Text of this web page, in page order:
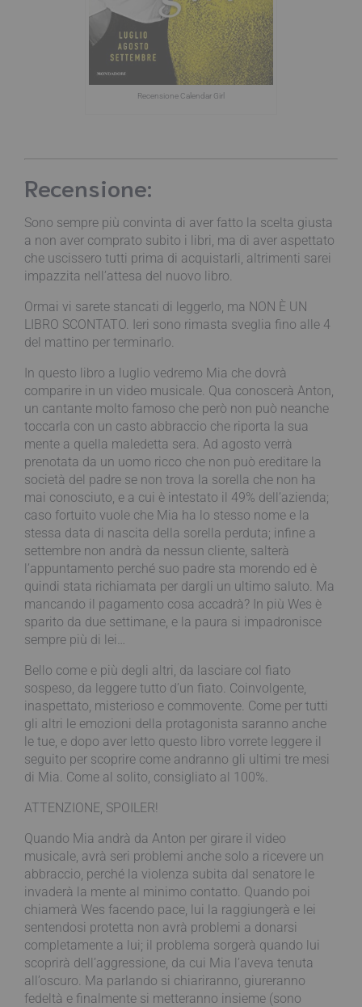
Recensione Calendar Girl
Recensione:
Sono sempre più convinta di aver fatto la scelta giusta
a non aver comprato subito i libri, ma di aver aspettato
che uscissero tutti prima di acquistarli, altrimenti sarei
impazzita nell’attesa del nuovo libro.
Ormai vi sarete stancati di leggerlo, ma NON È UN
LIBRO SCONTATO. Ieri sono rimasta sveglia fino alle 4
del mattino per terminarlo.
In questo libro a luglio vedremo Mia che dovrà
comparire in un video musicale. Qua conoscerà Anton,
un cantante molto famoso che però non può neanche
toccarla con un casto abbraccio che riporta la sua
mente a quella maledetta sera. Ad agosto verrà
prenotata da un uomo ricco che non può ereditare la
società del padre se non trova la sorella che non ha
mai conosciuto, e a cui è intestato il 49% dell’azienda;
caso fortuito vuole che Mia ha lo stesso nome e la
stessa data di nascita della sorella perduta; infine a
settembre non andrà da nessun cliente, salterà
l’appuntamento perché suo padre sta morendo ed è
quindi stata richiamata per dargli un ultimo saluto. Ma
mancando il pagamento cosa accadrà? In più Wes è
sparito da due settimane, e la paura si impadronisce
sempre più di lei…
Bello come e più degli altri, da lasciare col fiato
sospeso, da leggere tutto d’un fiato. Coinvolgente,
inaspettato, misterioso e commovente. Come per tutti
gli altri le emozioni della protagonista saranno anche
le tue, e dopo aver letto questo libro vorrete leggere il
seguito per scoprire come andranno gli ultimi tre mesi
di Mia. Come al solito, consigliato al 100%.
ATTENZIONE, SPOILER!
Quando Mia andrà da Anton per girare il video
musicale, avrà seri problemi anche solo a ricevere un
abbraccio, perché la violenza subita dal senatore le
invaderà la mente al minimo contatto. Quando poi
chiamerà Wes facendo pace, lui la raggiungerà e lei
sentendosi protetta non avrà problemi a donarsi
completamente a lui; il problema sorgerà quando lui
scoprirà dell’aggressione, da cui Mia l’aveva tenuta
all’oscuro. Ma parlando si chiariranno, giureranno
fedeltà e finalmente si metteranno insieme (sono